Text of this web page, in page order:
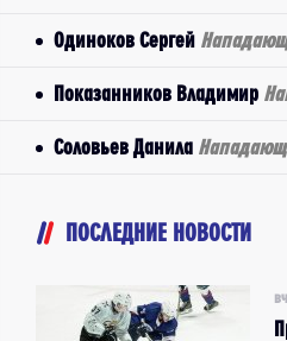
Одиноков Сергей
Показанников Владимир
Соловьев Данила
ПОСЛЕДНИЕ НОВОСТИ